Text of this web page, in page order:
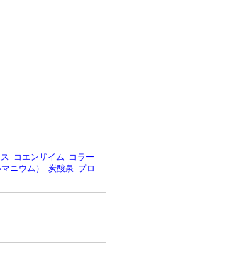
コエンザイム コラー
ニウム） 炭酸泉 プロ